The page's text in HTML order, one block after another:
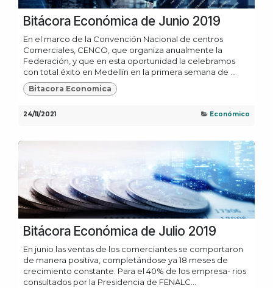
Bitácora Económica de Junio 2019
En el marco de la Convención Nacional de centros
Comerciales, CENCO, que organiza anualmente la
Federación, y que en esta oportunidad la celebramos
con total éxito en Medellín en la primera semana de ...
Bitacora Economica
24/11/2021 Económico
Bitácora Económica de Julio 2019
En junio las ventas de los comerciantes se comportaron
de manera positiva, completándose ya 18 meses de
crecimiento constante. Para el 40% de los empresa- rios
consultados por la Presidencia de FENALC...